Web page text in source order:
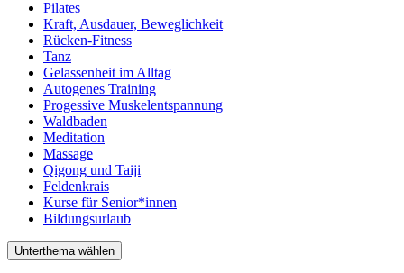
Pilates
Kraft, Ausdauer, Beweglichkeit
Rücken-Fitness
Tanz
Gelassenheit im Alltag
Autogenes Training
Progessive Muskelentspannung
Waldbaden
Meditation
Massage
Qigong und Taiji
Feldenkrais
Kurse für Senior*innen
Bildungsurlaub
Unterthema wählen